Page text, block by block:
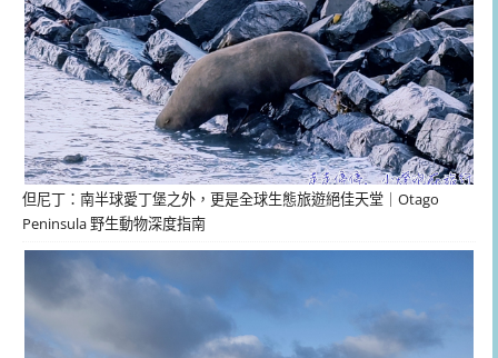
但尼丁：南半球愛丁堡之外，更是全球生態旅遊絕佳天堂｜Otago
Peninsula 野生動物深度指南